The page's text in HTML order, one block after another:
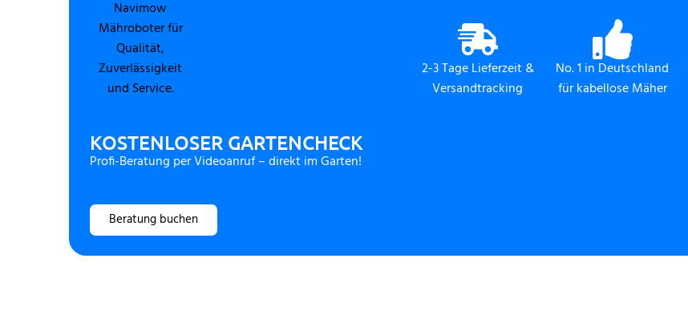
KOSTENLOSER GARTENCHECK
Profi-Beratung per Videoanruf – direkt im Garten!
Beratung buchen
2-3 Tage Lieferzeit &
Versandtracking
No. 1 in Deutschland
für kabellose Mäher